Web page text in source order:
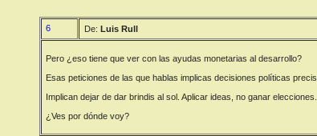
6 De: Luis Rull
Pero ¿eso tiene que ver con las ayudas monetarias al desarrollo?
Esas peticiones de las que hablas implicas decisiones políticas
Implican dejar de dar brindis al sol. Aplicar ideas, no ganar elecciones.
¿Ves por dónde voy?